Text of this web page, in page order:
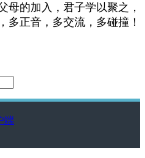
母的加入，君子学以聚之，
多正音，多交流，多碰撞！
端